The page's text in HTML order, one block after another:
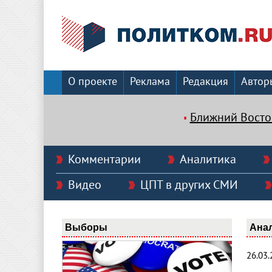
О проекте Реклама Редакция
Ближний
Комментарии
Аналитика
Видео
ЦПТ в других СМИ
Выборы